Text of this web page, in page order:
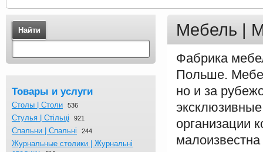
Найти
Товары и услуги
Столы | Столи 536
Стулья | Стільці 921
Спальни | Спальні 244
Журнальныe столики | Журнальні
Мебель |
Фабрика
Польше.
но и за
организации